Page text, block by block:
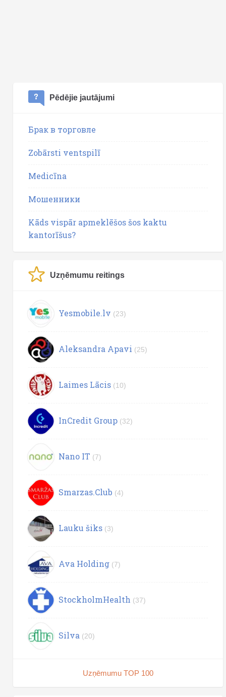
Pēdējie jautājumi
Брак в торговле
Zobārsti ventspilī
Medicīna
Мошенники
Kāds vispār apmeklēšos šos kaktu
kantorīšus?
Uzņēmumu reitings
Yesmobile.lv (23)
Aleksandra Apavi (25)
Laimes Lācis (10)
InCredit Group (32)
Nano IT (7)
Smarzas.Club (4)
Lauku šiks (3)
Ava Holding (7)
StockholmHealth (37)
Silva (20)
Uzņēmumu TOP 100